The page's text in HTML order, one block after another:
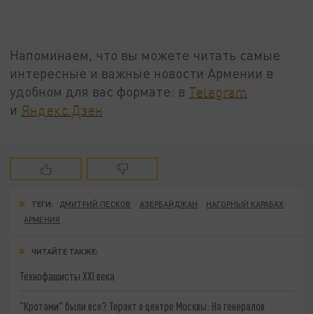
Напоминаем, что вы можете читать самые
интересные и важные новости Армении в
удобном для вас формате: в Telegram
и Яндекс.Дзен
ТЕГИ: ДМИТРИЙ ПЕСКОВ АЗЕРБАЙДЖАН
НАГОРНЫЙ КАРАБАХ
АРМЕНИЯ
ЧИТАЙТЕ ТАКЖЕ:
Технофашисты XXI века
"Кротами" были все? Теракт в центре Москвы: На генералов